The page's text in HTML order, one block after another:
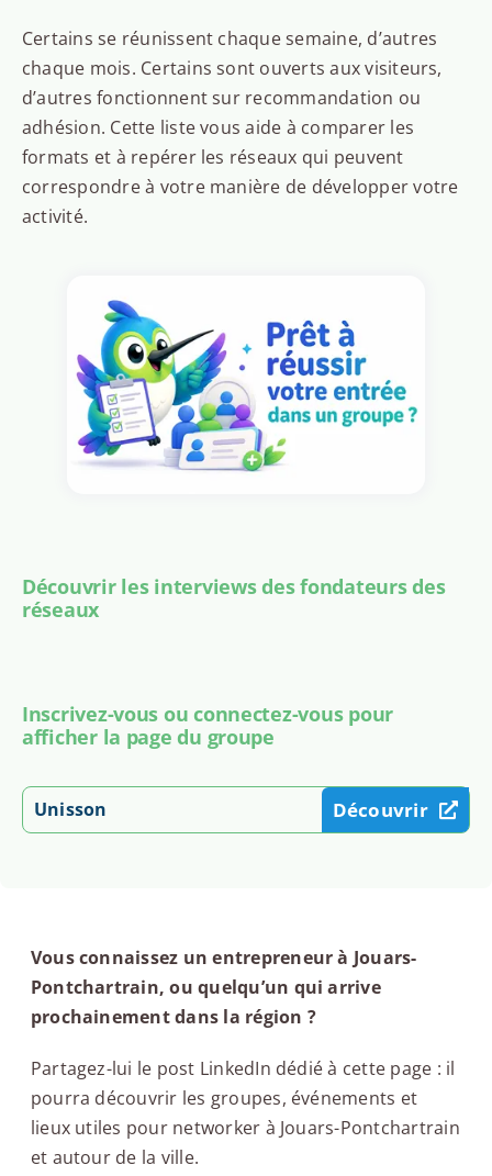
Certains se réunissent chaque semaine, d’autres
chaque mois. Certains sont ouverts aux visiteurs,
d’autres fonctionnent sur recommandation ou
adhésion. Cette liste vous aide à comparer les
formats et à repérer les réseaux qui peuvent
correspondre à votre manière de développer votre
activité.
Découvrir les interviews des fondateurs des
réseaux
Inscrivez-vous ou connectez-vous pour
afficher la page du groupe
Unisson Découvrir
Vous connaissez un entrepreneur à Jouars-
Pontchartrain, ou quelqu’un qui arrive
prochainement dans la région ?
Partagez-lui le post LinkedIn dédié à cette page : il
pourra découvrir les groupes, événements et
lieux utiles pour networker à Jouars-Pontchartrain
et autour de la ville.